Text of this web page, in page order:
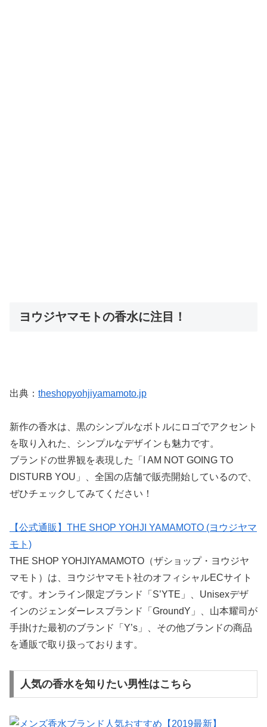
ヨウジヤマモトの香水に注目！
出典： theshopyohjiyamamoto.jp
新作の香水は、黒のシンプルなボトルにロゴでアクセント
を取り入れた、シンプルなデザインも魅力です。
ブランドの世界観を表現した「I AM NOT GOING TO
DISTURB YOU」、全国の店舗で販売開始しているので、
ぜひチェックしてみてください！
【公式通販】THE SHOP YOHJI YAMAMOTO (ヨウジヤマ
モト)
THE SHOP YOHJIYAMAMOTO（ザショップ・ヨウジヤ
マモト）は、ヨウジヤマモト社のオフィシャルECサイト
です。オンライン限定ブランド「S’YTE」、Unisexデザ
インのジェンダーレスブランド「GroundY」、山本耀司が
手掛けた最初のブランド「Y’s」、その他ブランドの商品
を通販で取り扱っております。
人気の香水を知りたい男性はこちら